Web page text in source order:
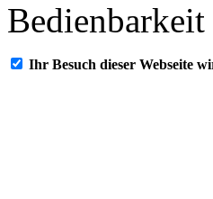
Bedienbarkeit
Ihr Besuch dieser Webseite